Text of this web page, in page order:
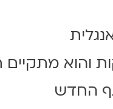
מתקיים
החדש